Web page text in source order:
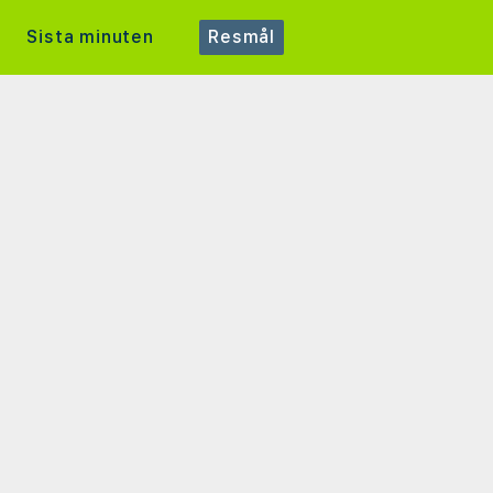
Sista minuten Resmål